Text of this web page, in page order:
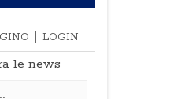
LOGIN
le news